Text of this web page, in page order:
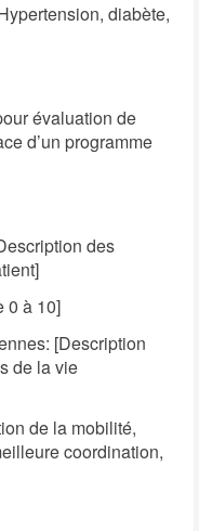
diabète,
évaluation de
d’un programme
des
0 à 10]
[Description
de la vie
de la mobilité,
coordination,